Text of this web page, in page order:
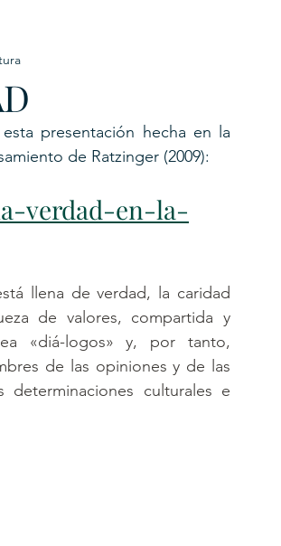
LAT-AM/UK-
presentación hecha en la
de Ratzinger (2009):
verdad-en-la-
llena de verdad, la caridad
de valores, compartida y
«diá-logos» y, por tanto,
de las opiniones y de las
culturales e